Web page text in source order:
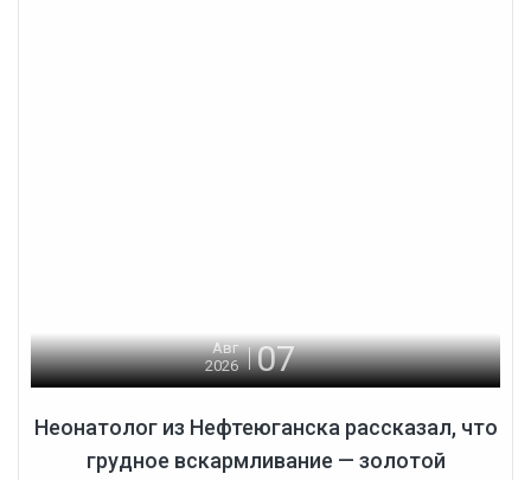
Авг
2026
07
Неонатолог из Нефтеюганска рассказал, что
грудное вскармливание — золотой